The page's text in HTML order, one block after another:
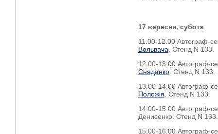
17 вересня, субота
11.00-12.00 Автограф-
Вольвача . Стенд N 133.
12.00-13.00 Автограф-
Сняданко . Стенд N 133.
13.00-14.00 Автограф-
Положія . Стенд N 133.
14.00-15.00 Автограф-
Денисенко. Стенд N 133.
15.00-16.00 Автограф-